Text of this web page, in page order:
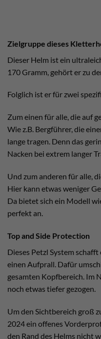
Zielgruppe dieses
Dieser Helm ist ein
170 Gramm, gehört er zu
Folglich ist er für zwei
Zum einen für alle, die auf
Wie z.B. Bergführer, die
lange tragen. Denn das
Nacken bei extrem langer
Und zum anderen für alle,
Hier kann etwas weniger
Da bietet sich ein Modell
perfekt an.
Top and Side Protection
Dieses Petzl System
einen Aufprall. Dafür
gesamten Kopfbereich. Im
noch etwas tiefer gezogen.
Um den Sichtbereich groß
2024 ein offenes
den Rand des Helms nicht